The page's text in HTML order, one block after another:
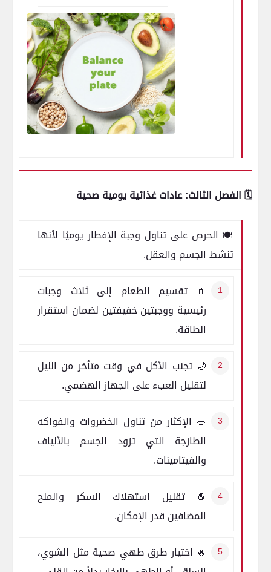
🗓️ الفصل الثالث: عادات غذائية يومية صحية
🍽️ الحرص على تناول وجبة الإفطار يوميًا لأنها
تنشط الجسم والعقل.
🧃 تقسيم الطعام إلى ثلاث وجبات
رئيسية ووجبتين خفيفتين لضمان استقرار
الطاقة.
🌙 تجنب الأكل في وقت متأخر من الليل
لتقليل العبء على الجهاز الهضمي.
🥗 الإكثار من تناول الخضروات والفواكه
الطازجة التي تزود الجسم بالألياف
والفيتامينات.
🧂 تقليل استهلاك السكر والملح
المضافين قدر الإمكان.
🔥 اختيار طرق طهي صحية مثل الشوي،